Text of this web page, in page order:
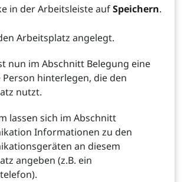
in der Arbeitsleiste aufSpeichern.
Arbeitsplatz angelegt.
nun im Abschnitt Belegung eine
hinterlegen, die den
nutzt.
lassen sich im Abschnitt
Informationen zu den
an diesem
angeben (z.B. ein